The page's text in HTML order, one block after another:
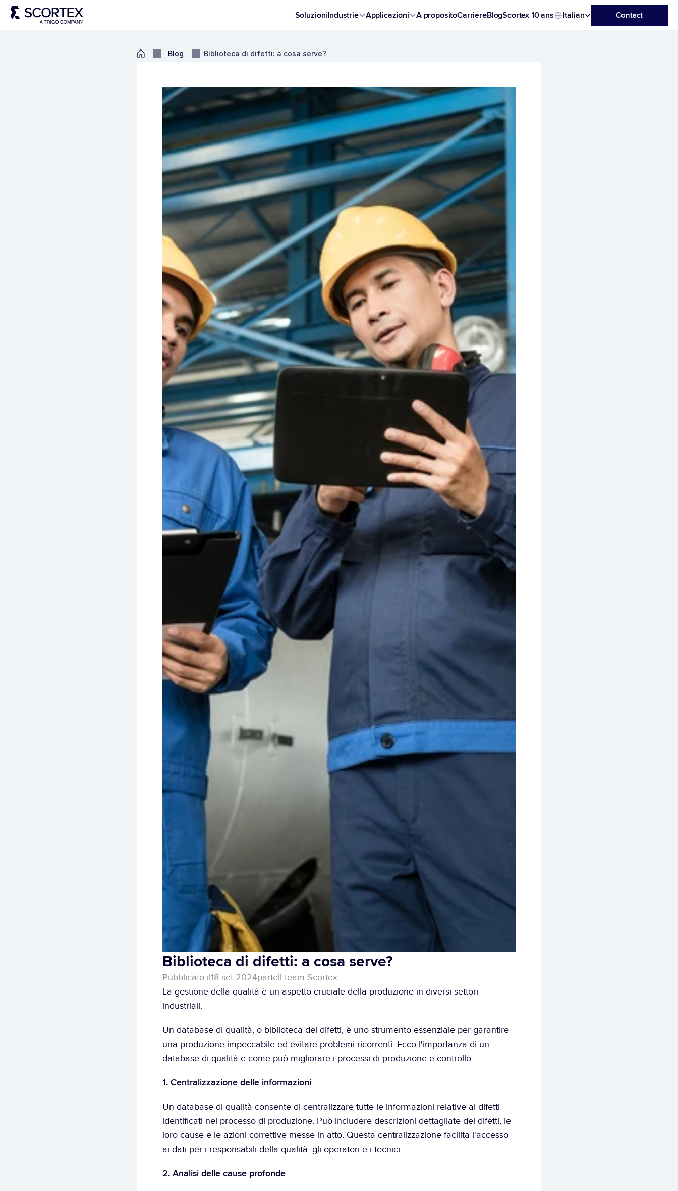
SoluzioniIndustrie Applicazioni A propositoCarriereBlogScortex 10 ans Select Language
Italian Contact
Blog Biblioteca di difetti: a cosa serve?
Biblioteca di difetti: a cosa serve?
Pubblicato il18 set 2024parteIl team Scortex
La gestione della qualità è un aspetto cruciale della produzione in diversi settori
industriali.
Un database di qualità, o biblioteca dei difetti, è uno strumento essenziale per garantire
una produzione impeccabile ed evitare problemi ricorrenti. Ecco l'importanza di un
database di qualità e come può migliorare i processi di produzione e controllo.
1. Centralizzazione delle informazioni
Un database di qualità consente di centralizzare tutte le informazioni relative ai difetti
identificati nel processo di produzione. Può includere descrizioni dettagliate dei difetti, le
loro cause e le azioni correttive messe in atto. Questa centralizzazione facilita l'accesso
ai dati per i responsabili della qualità, gli operatori e i tecnici.
2. Analisi delle cause profonde